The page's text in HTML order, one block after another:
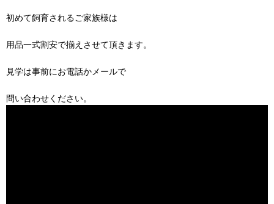
初めて飼育されるご家族様は
用品一式割安で揃えさせて頂きます。
見学は事前にお電話かメールで
問い合わせください。